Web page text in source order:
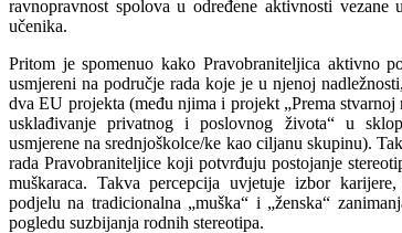
ravnopravnost spolova u određene aktivnosti vezane
učenika.
Pritom je spomenuo kako Pravobraniteljica aktivno
usmjereni na područje rada koje je u njenoj
dva EU projekta (među njima i projekt „Prema stvarnoj
usklađivanje privatnog i poslovnog života“ u
usmjerene na srednjoškolce/ke kao ciljanu skupinu).
rada Pravobraniteljice koji potvrđuju postojanje
muškaraca. Takva percepcija uvjetuje izbor
podjelu na tradicionalna „muška“ i „ženska“
pogledu suzbijanja rodnih stereotipa.